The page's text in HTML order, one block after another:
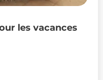
les vacances